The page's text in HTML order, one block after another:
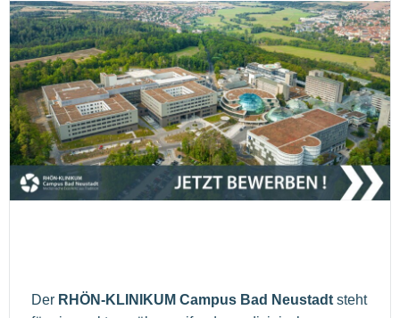
Der RHÖN-KLINIKUM Campus Bad Neustadt steht